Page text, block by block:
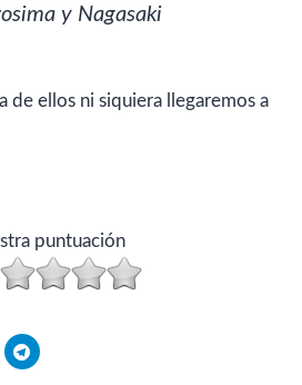
y Nagasaki
de ellos ni siquiera llegaremos a
puntuación